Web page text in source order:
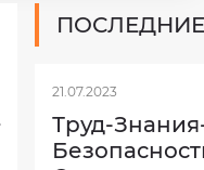
21.07.2023
Труд-